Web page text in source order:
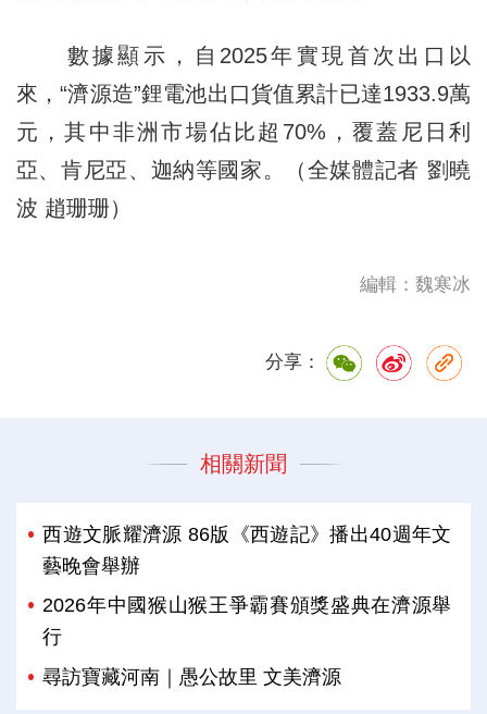
數據顯示，自2025年實現首次出口以
來，“濟源造”鋰電池出口貨值累計已達1933.9萬
元，其中非洲市場佔比超70%，覆蓋尼日利
亞、肯尼亞、迦納等國家。（全媒體記者 劉曉
波 趙珊珊）
編輯：魏寒冰
分享：
相關新聞
西遊文脈耀濟源 86版《西遊記》播出40週年文
藝晚會舉辦
2026年中國猴山猴王爭霸賽頒獎盛典在濟源舉
行
尋訪寶藏河南｜愚公故里 文美濟源